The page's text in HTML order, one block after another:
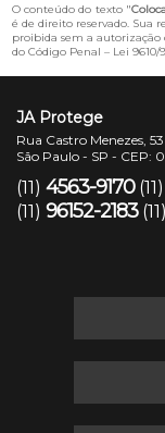
O conteúdo do texto "
é de direito reservado. Sua
proibida sem a autorização
do Código Penal – Lei
JA Protege
Rua Castro Menezes,
São Paulo - SP - CEP:
(11) 4563-9170 (11)
(11) 96152-2183 (11)